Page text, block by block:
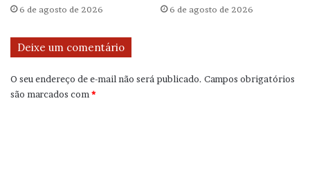
6 de agosto de 2026 6 de agosto de 2026
Deixe um comentário
O seu endereço de e-mail não será publicado. Campos obrigatórios
são marcados com*